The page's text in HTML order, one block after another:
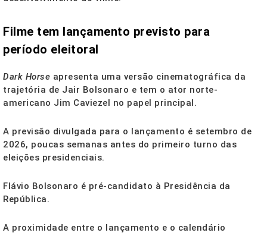
Filme tem lançamento previsto para
período eleitoral
Dark Horse apresenta uma versão cinematográfica da
trajetória de Jair Bolsonaro e tem o ator norte-
americano Jim Caviezel no papel principal.
A previsão divulgada para o lançamento é setembro de
2026, poucas semanas antes do primeiro turno das
eleições presidenciais.
Flávio Bolsonaro é pré-candidato à Presidência da
República.
A proximidade entre o lançamento e o calendário